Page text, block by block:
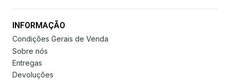
INFORMAÇÃO
Condições Gerais de Venda
Sobre nós
Entregas
Devoluções